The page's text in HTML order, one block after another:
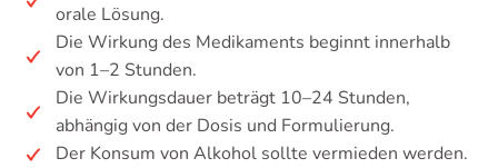
orale Lösung.
Die Wirkung des Medikaments beginnt innerhalb
von 1–2 Stunden.
Die Wirkungsdauer beträgt 10–24 Stunden,
abhängig von der Dosis und Formulierung.
Der Konsum von Alkohol sollte vermieden werden.